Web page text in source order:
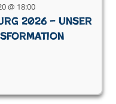
@ 18:00
2026 – Unser